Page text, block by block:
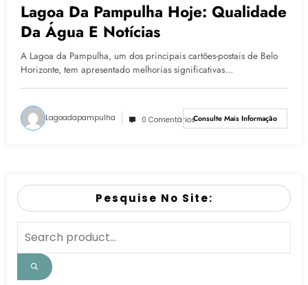
Lagoa Da Pampulha Hoje: Qualidade
Da Água E Notícias
​A Lagoa da Pampulha, um dos principais cartões-postais de Belo
Horizonte, tem apresentado melhorias significativas…
Lagoadapampulha 0 ComentáriosConsulte Mais Informação
Pesquise No Site: